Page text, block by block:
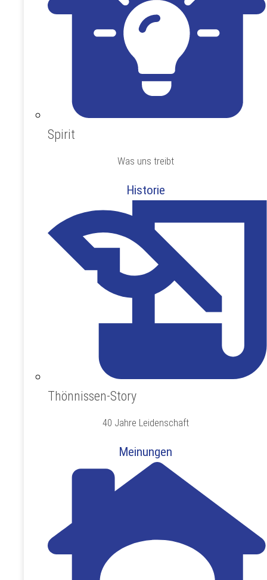
Spirit
Was uns treibt
Historie
Thönnissen-Story
40 Jahre Leidenschaft
Meinungen